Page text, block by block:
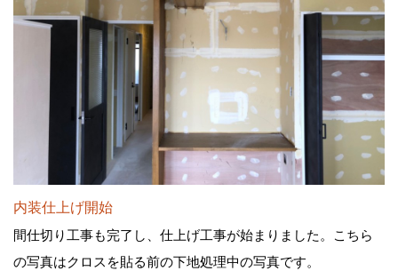
内装仕上げ開始
間仕切り工事も完了し、仕上げ工事が始まりました。こちら
の写真はクロスを貼る前の下地処理中の写真です。